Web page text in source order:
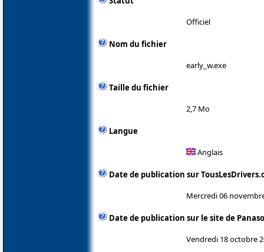
Officiel
Nom du fichier
early_w.exe
Taille du fichier
2,7 Mo
Langue
Anglais
Date de publication sur
Mercredi 06
Date de publication sur le site de
Vendredi 18 octobre